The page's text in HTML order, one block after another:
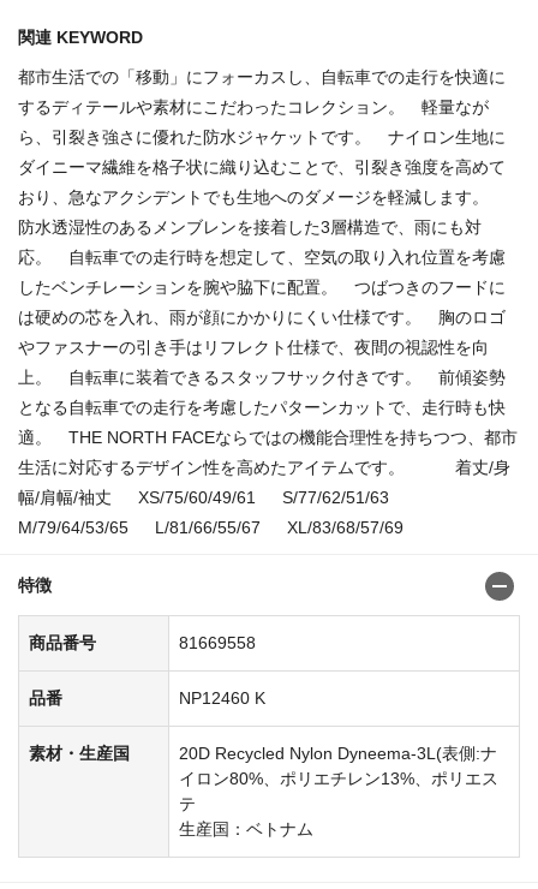
関連 KEYWORD
都市生活での「移動」にフォーカスし、自転車での走行を快適に
するディテールや素材にこだわったコレクション。 軽量なが
ら、引裂き強さに優れた防水ジャケットです。 ナイロン生地に
ダイニーマ繊維を格子状に織り込むことで、引裂き強度を高めて
おり、急なアクシデントでも生地へのダメージを軽減します。
防水透湿性のあるメンブレンを接着した3層構造で、雨にも対
応。 自転車での走行時を想定して、空気の取り入れ位置を考慮
したベンチレーションを腕や脇下に配置。 つばつきのフードに
は硬めの芯を入れ、雨が顔にかかりにくい仕様です。 胸のロゴ
やファスナーの引き手はリフレクト仕様で、夜間の視認性を向
上。 自転車に装着できるスタッフサック付きです。 前傾姿勢
となる自転車での走行を考慮したパターンカットで、走行時も快
適。 THE NORTH FACEならではの機能合理性を持ちつつ、都市
生活に対応するデザイン性を高めたアイテムです。 着丈/身
幅/肩幅/袖丈 XS/75/60/49/61 S/77/62/51/63
M/79/64/53/65 L/81/66/55/67 XL/83/68/57/69
特徴
商品番号 81669558
品番 NP12460 K
素材・生産国
20D Recycled Nylon Dyneema-3L(表側:ナ
イロン80%、ポリエチレン13%、ポリエス
テ
生産国：ベトナム